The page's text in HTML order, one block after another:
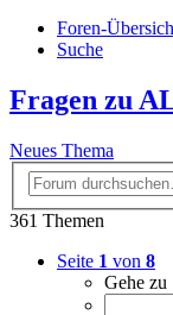
Foren-
Suche
Fragen zu
Neues Thema
361 Themen
Seite 1 von 8
Gehe zu